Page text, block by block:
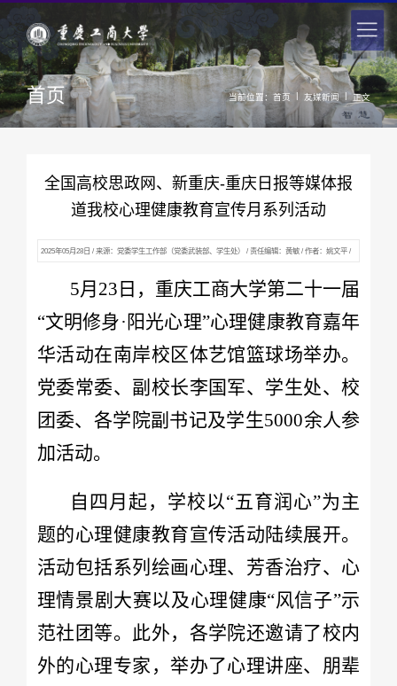
首页 当前位置： 首页 | 友媒新闻 | 正文
全国高校思政网、新重庆-重庆日报等媒体报
道我校心理健康教育宣传月系列活动
2025年05月28日 / 来源：党委学生工作部（党委武装部、学生处） / 责任编辑：黄敏 / 作者：姚文平 /
5月23日，重庆工商大学第二十一届
“文明修身·阳光心理”心理健康教育嘉年
华活动在南岸校区体艺馆篮球场举办。
党委常委、副校长李国军、学生处、校
团委、各学院副书记及学生5000余人参
加活动。
自四月起，学校以“五育润心”为主
题的心理健康教育宣传活动陆续展开。
活动包括系列绘画心理、芳香治疗、心
理情景剧大赛以及心理健康“风信子”示
范社团等。此外，各学院还邀请了校内
外的心理专家，举办了心理讲座、朋辈